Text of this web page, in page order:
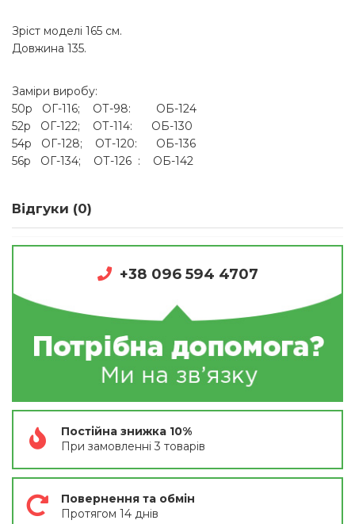
Зріст моделі 165 см.
Довжина 135.
Заміри виробу:
50р ОГ-116; ОТ-98: ОБ-124
52р ОГ-122; ОТ-114: ОБ-130
54р ОГ-128; ОТ-120: ОБ-136
56р ОГ-134; ОТ-126 : ОБ-142
Відгуки (0)
+38 096 594 4707
Постійна знижка 10%
При замовленні 3 товарів
Повернення та обмін
Протягом 14 днів